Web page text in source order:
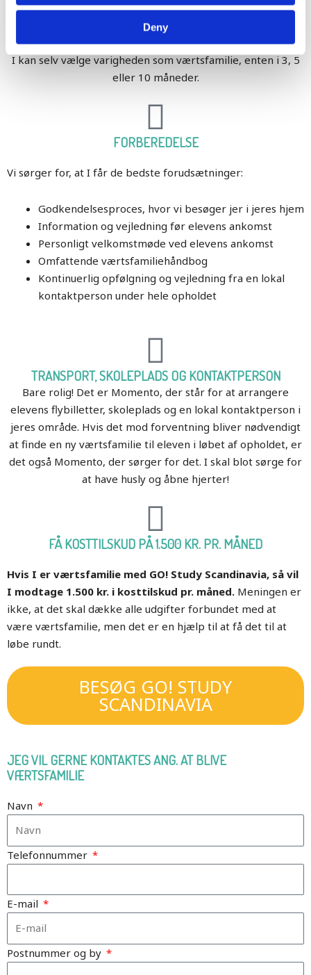
Deny
VARIGHED
I kan selv vælge varigheden som værtsfamilie, enten i 3, 5
eller 10 måneder.
FORBEREDELSE
Vi sørger for, at I får de bedste forudsætninger:
Godkendelsesproces, hvor vi besøger jer i jeres hjem
Information og vejledning før elevens ankomst
Personligt velkomstmøde ved elevens ankomst
Omfattende værtsfamiliehåndbog
Kontinuerlig opfølgning og vejledning fra en lokal
kontaktperson under hele opholdet
TRANSPORT, SKOLEPLADS OG KONTAKTPERSON
Bare rolig! Det er Momento, der står for at arrangere
elevens flybilletter, skoleplads og en lokal kontaktperson i
jeres område. Hvis det mod forventning bliver nødvendigt
at finde en ny værtsfamilie til eleven i løbet af opholdet, er
det også Momento, der sørger for det. I skal blot sørge for
at have husly og åbne hjerter!
FÅ KOSTTILSKUD PÅ 1.500 KR. PR. MÅNED
Hvis I er værtsfamilie med GO! Study Scandinavia, så vil
I modtage 1.500 kr. i kosttilskud pr. måned. Meningen er
ikke, at det skal dække alle udgifter forbundet med at
være værtsfamilie, men det er en hjælp til at få det til at
løbe rundt.
BESØG GO! STUDY
SCANDINAVIA
JEG VIL GERNE KONTAKTES ANG. AT BLIVE
VÆRTSFAMILIE
Navn
Telefonnummer
E-mail
Postnummer og by